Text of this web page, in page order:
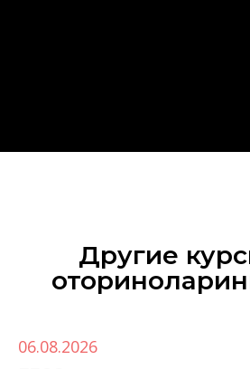
Другие
06.08.2026